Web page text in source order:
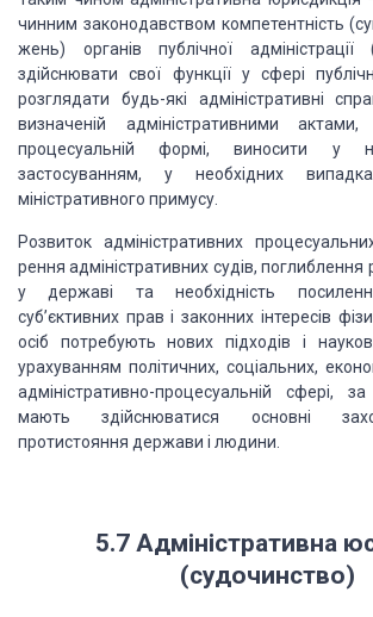
чинним законодавством компетентність
жень) органів публічної адміністрації
здійснюва­ти свої функції у сфері
розглядати будь-які адміністративні
визначеній адміністратив­ними актами,
процесуальній формі, виносити у
застосуванням, у необхідних
міністративного примусу.
Розвиток адміністративних
рення адміністративних судів, поглиблення
у державі та необхідність
суб’єктивних прав і законних інтересів
осіб потребу­ють нових підходів і
урахуванням полі­тичних, соціальних,
адміністративно-процесуальній сфері,
мають здійснюватися основні
протистояння держави і людини.
5.7 Адміністративна
(судочинство)